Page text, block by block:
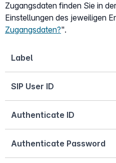
Zugangsdaten finden Sie in
Einstellungen des jeweiligen
Zugangsdaten?".
Label
SIP User ID
Authenticate ID
Authenticate Password